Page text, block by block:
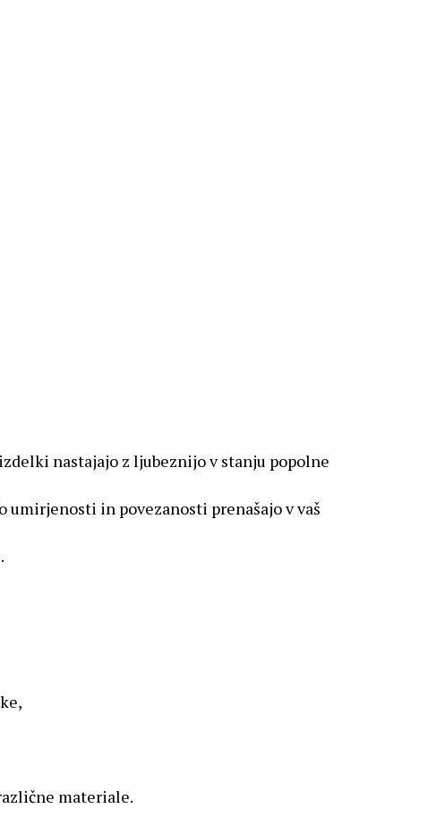
nastajajo z ljubeznijo v stanju popolne
umirjenosti in povezanosti prenašajo v vaš
materiale.